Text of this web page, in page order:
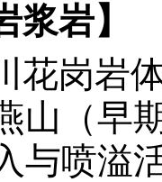
浆岩】
花岗岩
（早
与喷溢